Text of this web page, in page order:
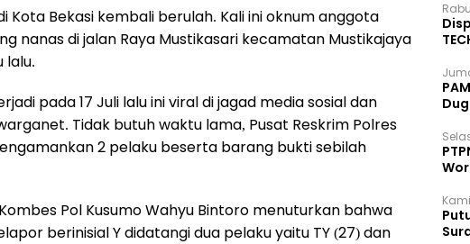
Kota Bekasi kembali berulah. Kali ini oknum anggota
nanas di jalan Raya Mustikasari kecamatan Mustikajaya
lalu.
pada 17 Juli lalu ini viral di jagad media sosial dan
Tidak butuh waktu lama, Pusat Reskrim Polres
2 pelaku beserta barang bukti sebilah
Pol Kusumo Wahyu Bintoro menuturkan bahwa
berinisial Y didatangi dua pelaku yaitu TY (27) dan